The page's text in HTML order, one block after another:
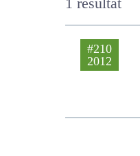
#210
2012